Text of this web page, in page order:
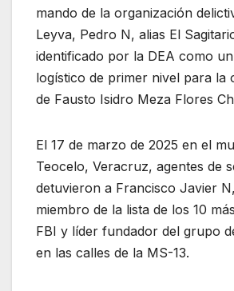
mando de la organización
Leyva, Pedro N, alias El
identificado por la DEA como
logístico de primer nivel para la
de Fausto Isidro Meza Flores
El 17 de marzo de 2025 en el
Teocelo, Veracruz, agentes de
detuvieron a Francisco Javier
miembro de la lista de los 10
FBI y líder fundador del grupo
en las calles de la MS-13.